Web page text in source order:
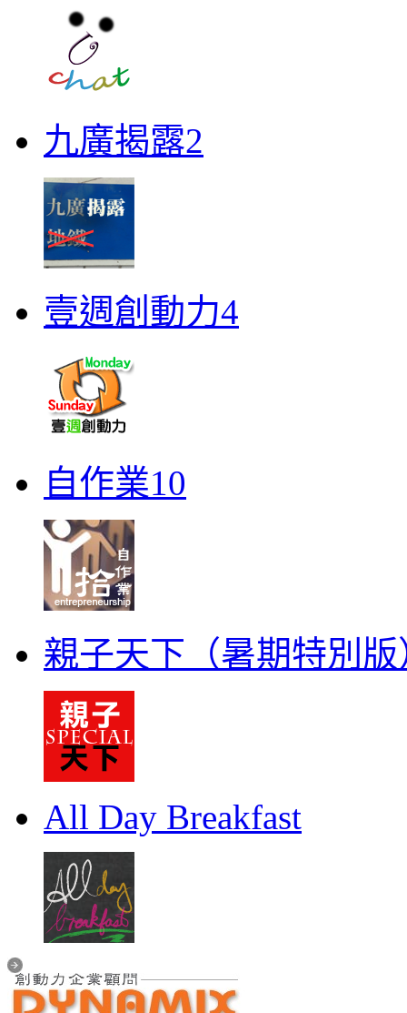
九廣揭露2
壹週創動力4
自作業10
親子天下（暑期特別版
All Day Breakfast